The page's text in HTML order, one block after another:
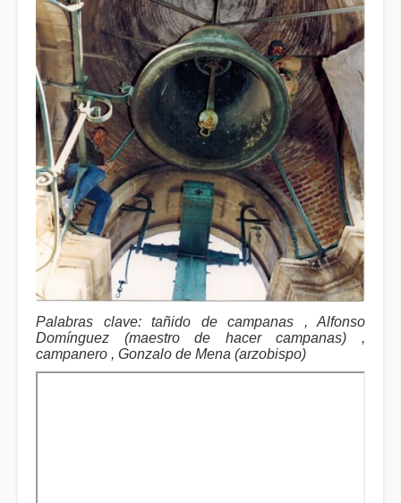
Palabras clave: tañido de campanas , Alfonso
Domínguez (maestro de hacer campanas) ,
campanero , Gonzalo de Mena (arzobispo)